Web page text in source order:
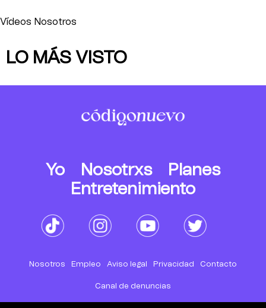
Vídeos Nosotros
LO MÁS VISTO
Yo Nosotrxs
Planes
Entretenimiento
Nosotros Empleo Aviso legal Privacidad Contacto
Canal de denuncias